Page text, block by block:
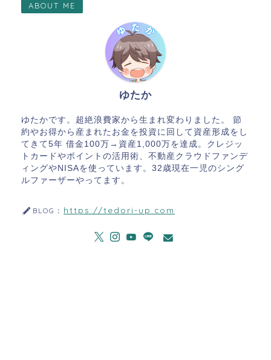
ABOUT ME
ゆたか
ゆたかです。超絶浪費家から生まれ変わりました。 節
約やお得から産まれたお金を投資に回して資産形成をし
てきて5年 借金100万→資産1,000万を達成。クレジッ
トカードやポイントの活用術、不動産クラウドファンデ
ィングやNISAを使っています。32歳現在一児のシング
ルファーザーやってます。
BLOG： https://tedori-up.com